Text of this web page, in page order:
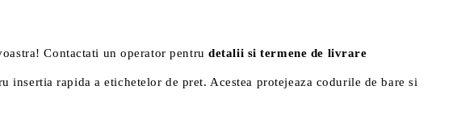
Contactati un operator pentrudetalii si termene de livrare
rapida a etichetelor de pret. Acestea protejeaza codurile de bare si